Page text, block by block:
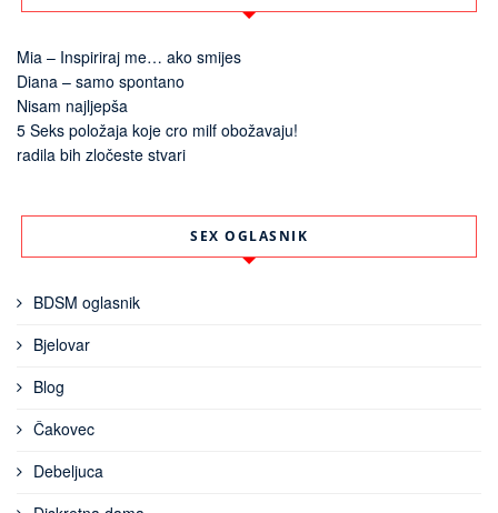
Mia – Inspiriraj me… ako smijes
Diana – samo spontano
Nisam najljepša
5 Seks položaja koje cro milf obožavaju!
radila bih zločeste stvari
SEX OGLASNIK
BDSM oglasnik
Bjelovar
Blog
Čakovec
Debeljuca